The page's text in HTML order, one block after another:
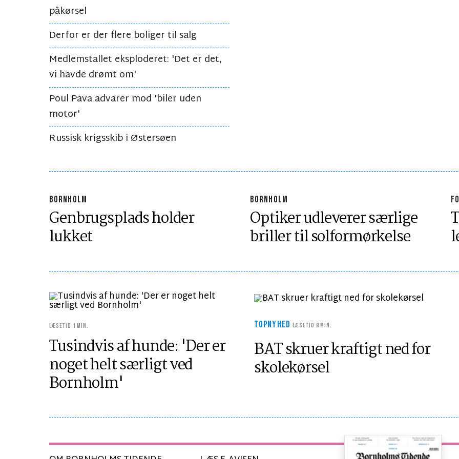
påkørsel
Derfor er der flere boliger til salg
Medlemstallet eksploderet: 'Det er det,
vi havde drømt om'
Poul Pava advarer mod 'biler uden
motor'
Russisk krigsskib i Østersøen
BORNHOLM
Genbrugsplads holder
lukket
BORNHOLM
Optiker udleverer særlige
briller til solformørkelse
LÆSETID 1 MIN.
Tusindvis af hunde: 'Der er
noget helt særligt ved
Bornholm'
TOPNYHEDLÆSETID 8 MIN.
BAT skruer kraftigt ned for
skolekørsel